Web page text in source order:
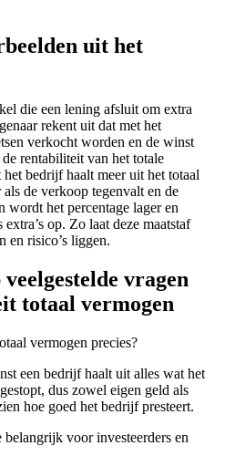
uit het
die een lening afsluit om extra
rekent uit dat met het
verkocht worden en de winst
rentabiliteit van het totale
bedrijf haalt meer uit het totaal
de verkoop tegenvalt en de
het percentage lager en
op. Zo laat deze maatstaf
en risico’s liggen.
vragen
totaal vermogen
vermogen precies?
een bedrijf haalt uit alles wat het
dus zowel eigen geld als
hoe goed het bedrijf presteert.
belangrijk voor investeerders en